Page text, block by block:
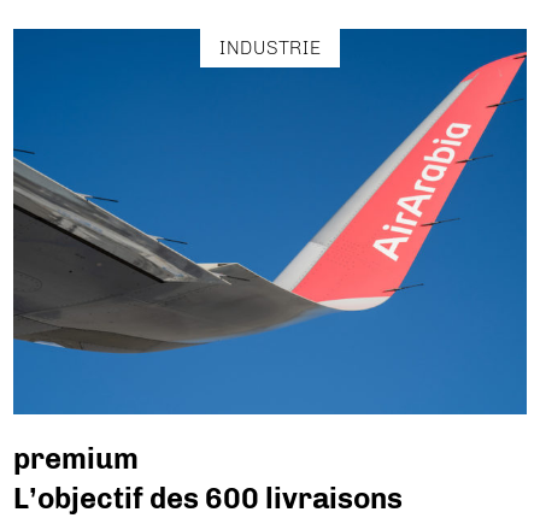
INDUSTRIE
premium
L’objectif des 600 livraisons